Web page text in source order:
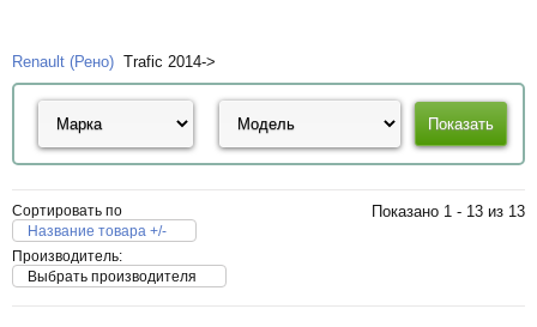
Renault (Рено) Trafic 2014->
Сортировать по
Название товара +/-
Производитель:
Выбрать производителя
Показано 1 - 13 из 13